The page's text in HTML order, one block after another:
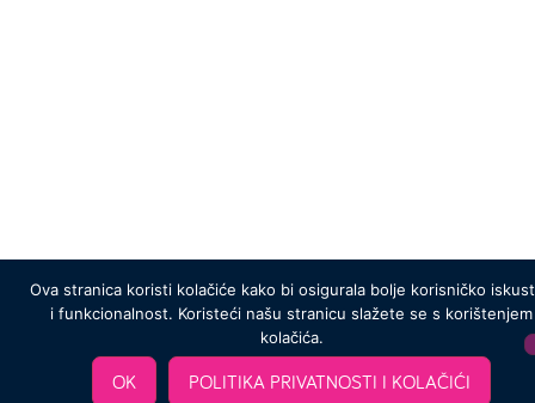
Ova stranica koristi kolačiće kako bi osigurala bolje korisničko
i funkcionalnost. Koristeći našu stranicu slažete se s korištenjem
kolačića.
OK POLITIKA PRIVATNOSTI I KOLAČIĆI